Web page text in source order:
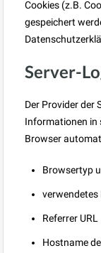
Cookies (z.B.
gespeichert
Server-
Der Provider der
Informationen in
Browser
Browsertyp
Referrer URL
Hostname